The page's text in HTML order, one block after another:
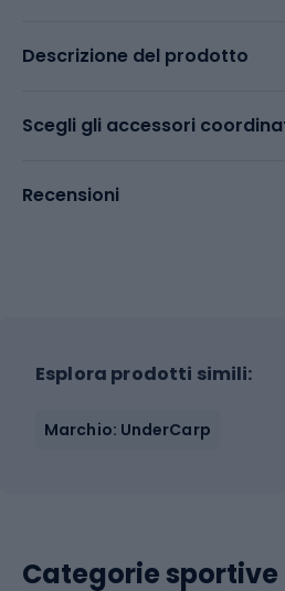
Descrizione del prodotto
Scegli gli accessori
Recensioni
Esplora prodotti simili:
Marchio: UnderCarp
Categorie